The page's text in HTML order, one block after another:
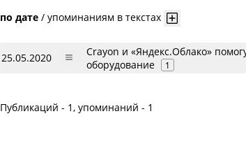
по дате / упоминаниям в текстах
25.05.2020
Crayon и «Яндекс.Облако»
оборудование
1
Публикаций - 1, упоминаний - 1